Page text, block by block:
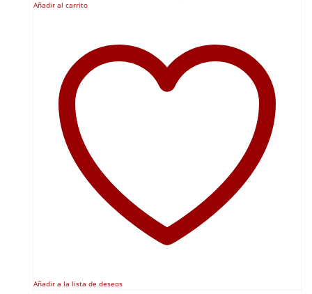
Añadir al carrito
Añadir a la lista de deseos